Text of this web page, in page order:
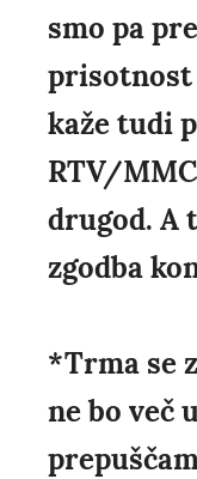
smo pa
prisotnost
kaže tudi
RTV/
drugod. A
zgodba
*Trma se
ne bo več